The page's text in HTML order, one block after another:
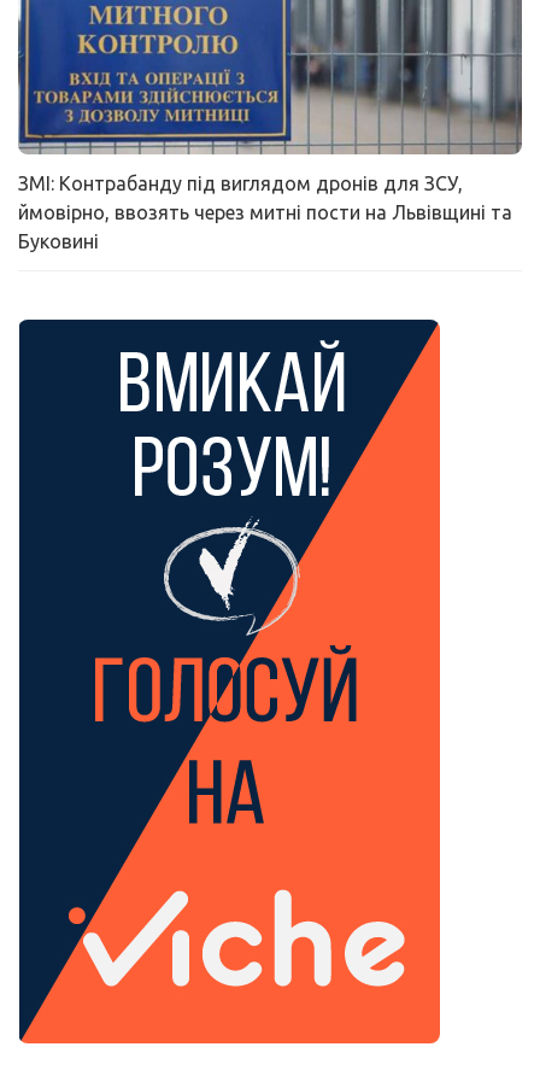
ЗМІ: Контрабанду під виглядом дронів для ЗСУ,
ймовірно, ввозять через митні пости на Львівщині та
Буковині